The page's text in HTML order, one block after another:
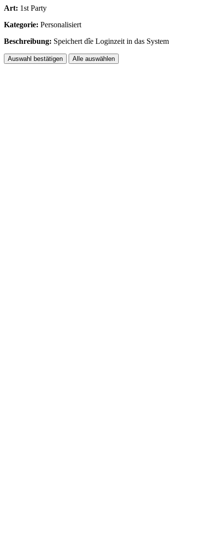
Art: 1st Party
Kategorie: Personalisiert
Beschreibung: Speichert dîe Loginzeit in das System
Auswahl bestätigen Alle auswählen